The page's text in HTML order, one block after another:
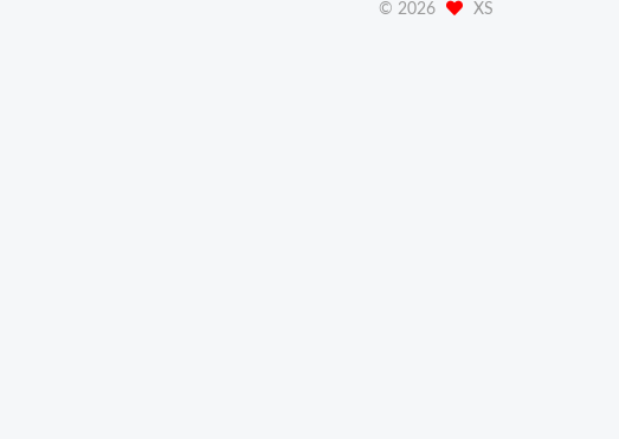
© 2026 XS